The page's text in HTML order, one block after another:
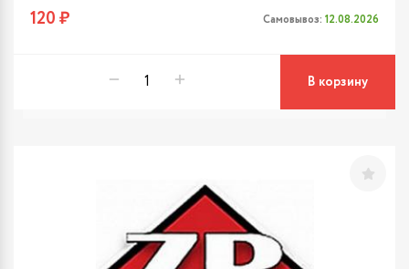
120 ₽ Самовывоз: 12.08.2026
В корзину